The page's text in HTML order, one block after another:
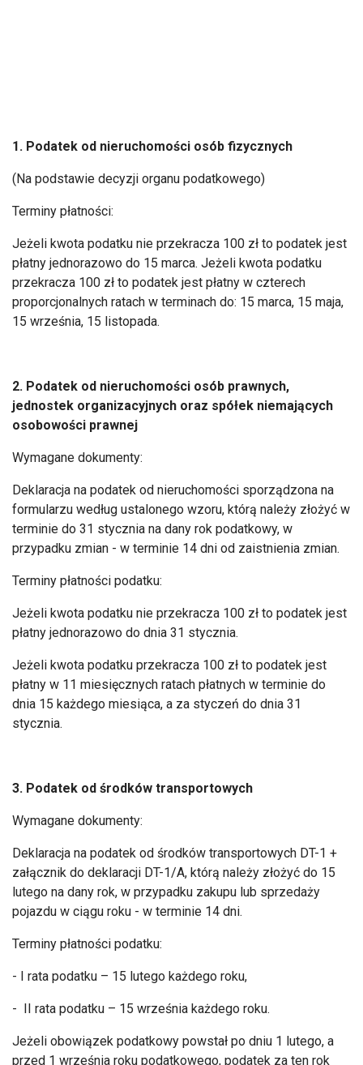
1. Podatek od nieruchomości osób fizycznych
(Na podstawie decyzji organu podatkowego)
Terminy płatności:
Jeżeli kwota podatku nie przekracza 100 zł to podatek jest
płatny jednorazowo do 15 marca. Jeżeli kwota podatku
przekracza 100 zł to podatek jest płatny w czterech
proporcjonalnych ratach w terminach do: 15 marca, 15 maja,
15 września, 15 listopada.
2. Podatek od nieruchomości osób prawnych,
jednostek organizacyjnych oraz spółek niemających
osobowości prawnej
Wymagane dokumenty:
Deklaracja na podatek od nieruchomości sporządzona na
formularzu według ustalonego wzoru, którą należy złożyć w
terminie do 31 stycznia na dany rok podatkowy, w
przypadku zmian - w terminie 14 dni od zaistnienia zmian.
Terminy płatności podatku:
Jeżeli kwota podatku nie przekracza 100 zł to podatek jest
płatny jednorazowo do dnia 31 stycznia.
Jeżeli kwota podatku przekracza 100 zł to podatek jest
płatny w 11 miesięcznych ratach płatnych w terminie do
dnia 15 każdego miesiąca, a za styczeń do dnia 31
stycznia.
3. Podatek od środków transportowych
Wymagane dokumenty:
Deklaracja na podatek od środków transportowych DT-1 +
załącznik do deklaracji DT-1/A, którą należy złożyć do 15
lutego na dany rok, w przypadku zakupu lub sprzedaży
pojazdu w ciągu roku - w terminie 14 dni.
Terminy płatności podatku:
- I rata podatku – 15 lutego każdego roku,
- II rata podatku – 15 września każdego roku.
Jeżeli obowiązek podatkowy powstał po dniu 1 lutego, a
przed 1 września roku podatkowego, podatek za ten rok